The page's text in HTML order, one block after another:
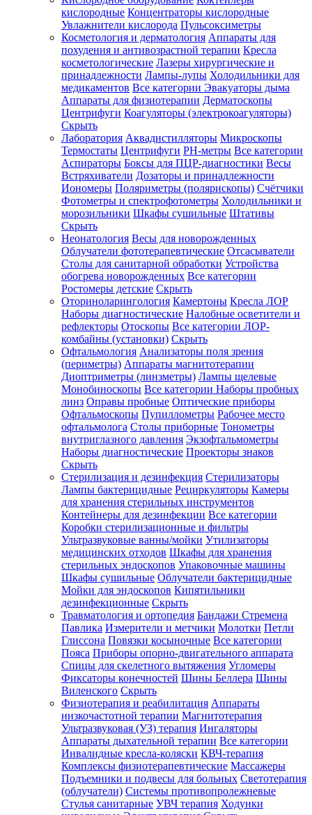
Зарегистрироваться
Зачем
регистрироваться?
Все
покупки
одном
месте
Личный
менеджер
Отслеживание
статуса
заказа
кислородные Концентраторы кислородные
Увлажнители кислорода Пульсоксиметры
Косметология и дерматология Аппараты для
похудения и антивозрастной терапии Кресла
косметологические Лазеры хирургические и
принадлежности Лампы-лупы Холодильники для
медикаментов Все категории Эвакуаторы дыма
Аппараты для физиотерапии Дерматоскопы
Центрифуги Коагуляторы (электрокоагуляторы)
Скрыть
Лаборатория Аквадистилляторы Микроскопы
Термостаты Центрифуги PH-метры Все категории
Аспираторы Боксы для ПЦР-диагностики Весы
Встряхиватели Дозаторы и принадлежности
Иономеры Поляриметры (полярископы) Счётчики
Фотометры и спектрофотометры Холодильники и
морозильники Шкафы сушильные Штативы
Скрыть
Неонатология Весы для новорожденных
Облучатели фототерапевтические Отсасыватели
Столы для санитарной обработки Устройства
обогрева новорожденных Все категории
Ростомеры детские Скрыть
Оториноларингология Камертоны Кресла ЛОР
Наборы диагностические Налобные осветители и
рефлекторы Отоскопы Все категории ЛОР-
комбайны (установки) Скрыть
Офтальмология Анализаторы поля зрения
(периметры) Аппараты магнитотерапии
Диоптриметры (линзметры) Лампы щелевые
Монобиноскопы Все категории Наборы пробных
линз Оправы пробные Оптические приборы
Офтальмоскопы Пупиллометры Рабочее место
офтальмолога Столы приборные Тонометры
внутриглазного давления Экзофтальмометры
Наборы диагностические Проекторы знаков
Скрыть
Стерилизация и дезинфекция Стерилизаторы
Лампы бактерицидные Рециркуляторы Камеры
для хранения стерильных инструментов
Контейнеры для дезинфекции Все категории
Коробки стерилизационные и фильтры
Ультразвуковые ванны/мойки Утилизаторы
медицинских отходов Шкафы для хранения
стерильных эндоскопов Упаковочные машины
Шкафы сушильные Облучатели бактерицидные
Мойки для эндоскопов Кипятильники
дезинфекционные Скрыть
Травматология и ортопедия Бандажи Стремена
Павлика Измерители и метчики Молотки Петли
Глиссона Повязки косыночные Все категории
Пояса Приборы опорно-двигательного аппарата
Спицы для скелетного вытяжения Угломеры
Фиксаторы конечностей Шины Беллера Шины
Виленского Скрыть
Физиотерапия и реабилитация Аппараты
низкочастотной терапии Магнитотерапия
Ультразвуковая (УЗ) терапия Ингаляторы
Аппараты дыхательной терапии Все категории
Инвалидные кресла-коляски КВЧ-терапия
Комплексы физиотерапевтические Массажеры
Подъемники и подвесы для больных Светотерапия
(облучатели) Системы противопролежневые
Стулья санитарные УВЧ терапия Ходунки